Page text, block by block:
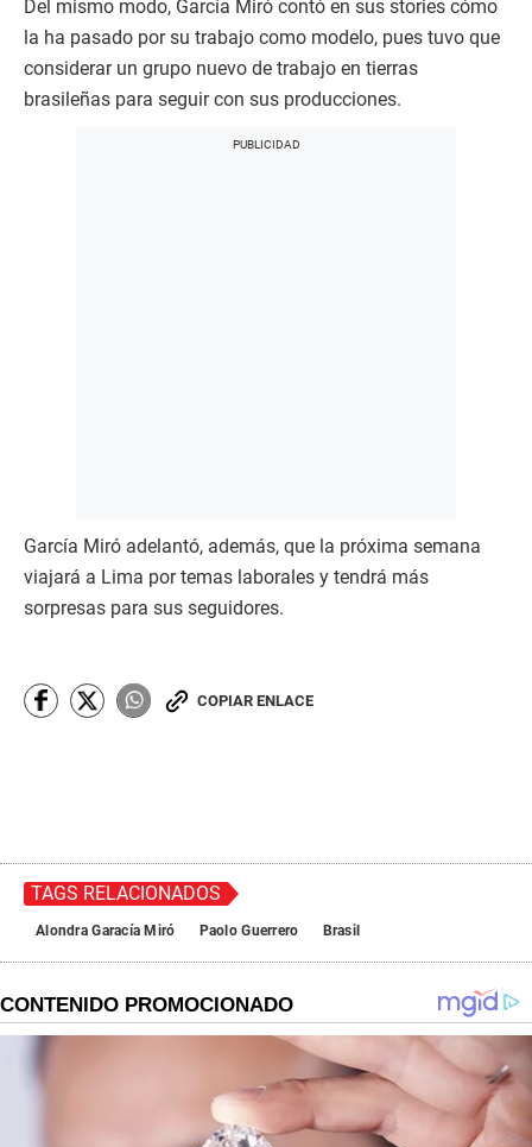
Del mismo modo, García Miró contó en sus stories cómo
la ha pasado por su trabajo como modelo, pues tuvo que
considerar un grupo nuevo de trabajo en tierras
brasileñas para seguir con sus producciones.
García Miró adelantó, además, que la próxima semana
viajará a Lima por temas laborales y tendrá más
sorpresas para sus seguidores.
COPIAR ENLACE
TAGS RELACIONADOS
Alondra Garacía Miró Paolo Guerrero Brasil